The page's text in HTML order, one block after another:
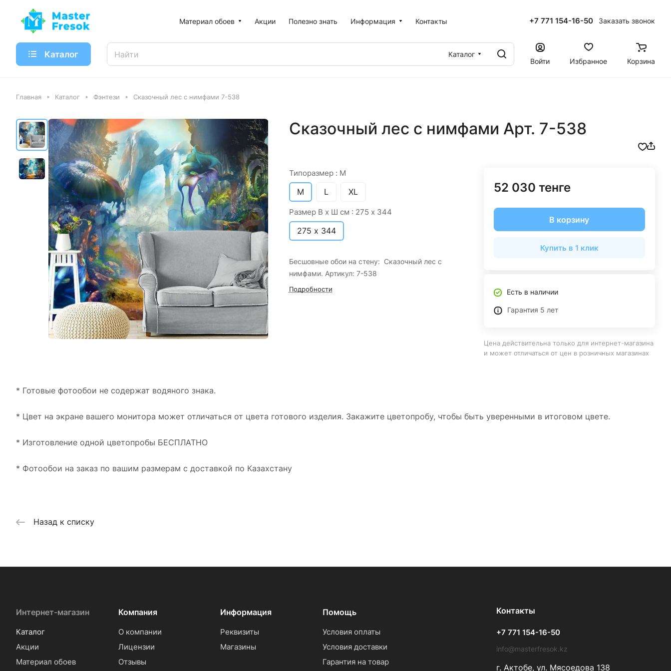
Материал обоев Акции Полезно знать Информация Контакты +7 771 154-16-50 Заказать звонок
Каталог
Каталог
Войти
Избранное Корзина
Главная Каталог Фэнтези Сказочный лес с нимфами 7-538
Сказочный лес с нимфами Арт. 7-538
Типоразмер : M
M L XL
Размер В х Ш см : 275 х 344
275 х 344
Бесшовные обои на стену: Сказочный лес с
нимфами. Артикул: 7-538
Подробности
52 030 тенге
В корзину
Купить в 1 клик
Есть в наличии
Гарантия 5 лет
Цена действительна только для интернет-магазина
и может отличаться от цен в розничных магазинах
* Готовые фотообои не содержат водяного знака.
* Цвет на экране вашего монитора может отличаться от цвета готового изделия. Закажите цветопробу, чтобы быть уверенными в итоговом цвете.
* Изготовление одной цветопробы БЕСПЛАТНО
* Фотообои на заказ по вашим размерам с доставкой по Казахстану
Назад к списку
Интернет-магазин
Каталог
Акции
Материал обоев
Компания
О компании
Лицензии
Отзывы
Информация
Реквизиты
Магазины
Помощь
Условия оплаты
Условия доставки
Гарантия на товар
Контакты
+7 771 154-16-50
info@masterfresok.kz
г. Актобе, ул. Мясоедова 138